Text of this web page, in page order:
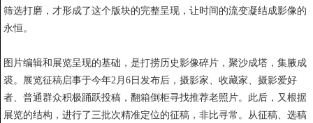
筛选打磨，才形成了这个版块的完整呈现，让时间的流变凝结成影像的
永恒。
图片编辑和展览呈现的基础，是打捞历史影像碎片，聚沙成塔，集腋成
裘。展览征稿启事于今年2月6日发布后，摄影家、收藏家、摄影爱好
者、普通群众积极踊跃投稿，翻箱倒柜寻找推荐老照片。此后，又根据
展览的结构，进行了三批次精准定位的征稿，非比寻常。从征稿、选稿